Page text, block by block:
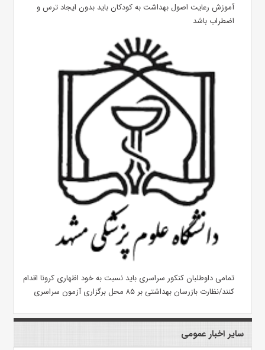
آموزش رعایت اصول بهداشت به کودکان باید بدون ایجاد ترس و
اضطراب باشد
تمامی داوطلبان کنکور سراسری باید نسبت به خود اظهاری کرونا اقدام
کنند/نظارت بازرسان بهداشتی بر ۸۵ محل برگزاری آزمون سراسری
سایر اخبار عمومی